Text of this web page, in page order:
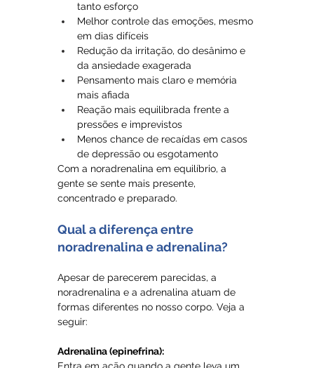
tanto esforço
Melhor controle das emoções, mesmo
em dias difíceis
Redução da irritação, do desânimo e
da ansiedade exagerada
Pensamento mais claro e memória
mais afiada
Reação mais equilibrada frente a
pressões e imprevistos
Menos chance de recaídas em casos
de depressão ou esgotamento
Com a noradrenalina em equilíbrio, a
gente se sente mais presente,
concentrado e preparado.
Qual a diferença entre
noradrenalina e adrenalina?
Apesar de parecerem parecidas, a
noradrenalina e a adrenalina atuam de
formas diferentes no nosso corpo. Veja a
seguir:
Adrenalina (epinefrina):